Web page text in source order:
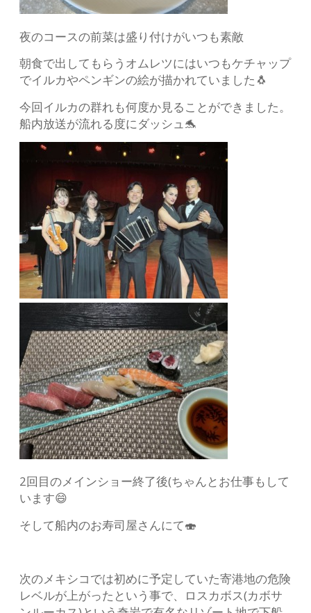
夜のコースの前菜は盛り付けがいつも素敵
朝食で出してもらうオムレツにはいつもケチャップ
でイルカやペンギンの絵が描かれていました🐧
今回イルカの群れも何度か見ることができました。
船内放送が流れる度にダッシュ🐬
2回目のメインショー終了後(ちゃんとお仕事もして
います😄
そして船内のお寿司屋さんにて🍣
次のメキシコでは初めに予定していた寄港地の危険
レベルが上がったという事で、ロスカボス(カボサ